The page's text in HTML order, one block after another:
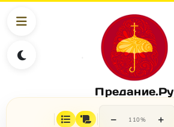
Предание.Ру
− 110% +